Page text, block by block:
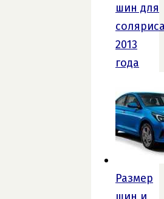
шин для
2013
года
Размер